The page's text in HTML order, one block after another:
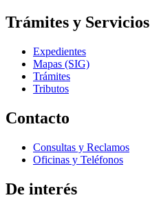
Trámites y Servicios
Expedientes
Mapas (SIG)
Trámites
Tributos
Contacto
Consultas y Reclamos
Oficinas y Teléfonos
De interés